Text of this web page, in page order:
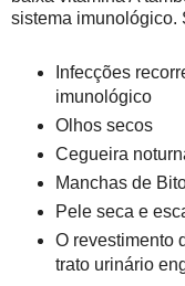
sistema imunológico.
Infecções
imunológico
Olhos secos
Cegueira
Manchas de
Pele seca e
O revestimento
trato urinário